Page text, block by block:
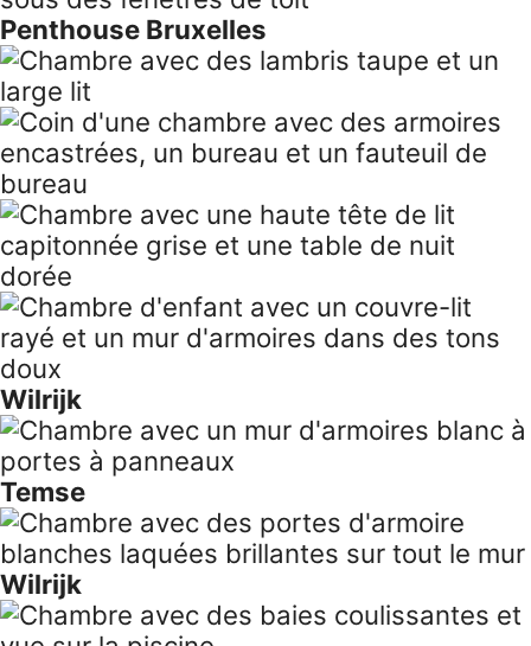
Temse
Wilrijk
Knokke